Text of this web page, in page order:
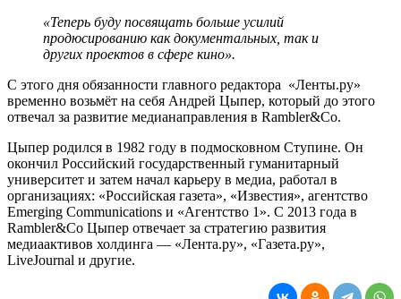
«Теперь буду посвящать больше усилий
продюсированию как документальных, так и
других проектов в сфере кино».
С этого дня обязанности главного редактора «Ленты.ру»
временно возьмёт на себя Андрей Цыпер, который до этого
отвечал за развитие медианаправления в Rambler&Co.
Цыпер родился в 1982 году в подмосковном Ступине. Он
окончил Российский государственный гуманитарный
университет и затем начал карьеру в медиа, работал в
организациях: «Российская газета», «Известия», агентство
Emerging Communications и «Агентство 1». С 2013 года в
Rambler&Co Цыпер отвечает за стратегию развития
медиаактивов холдинга — «Лента.ру», «Газета.ру»,
LiveJournal и другие.